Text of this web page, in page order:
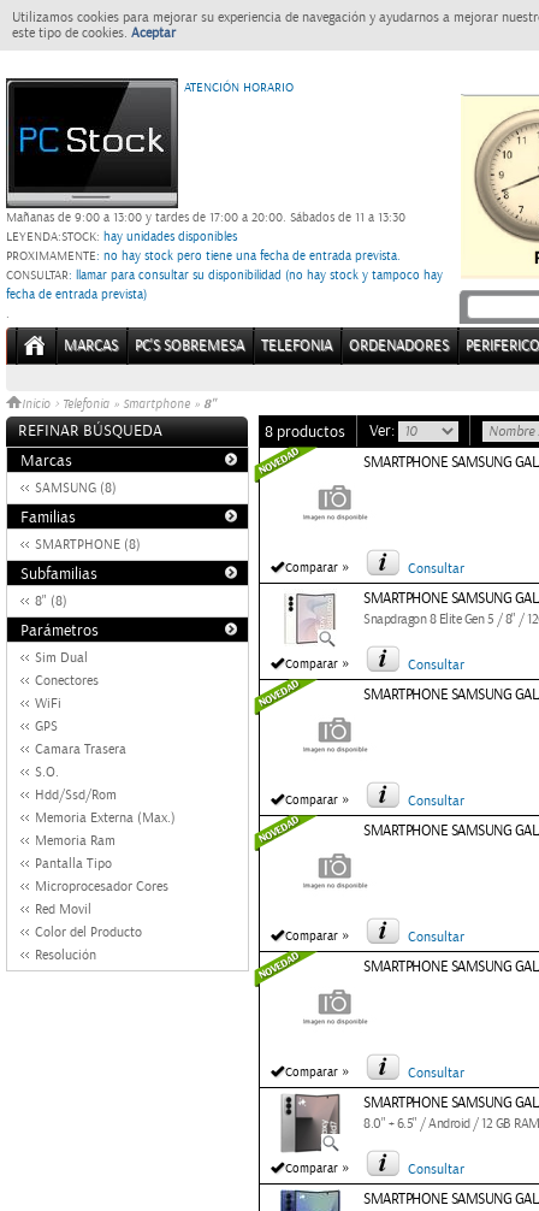
Utilizamos cookies para mejorar su experiencia de navegación y ayudarnos a mejorar
este tipo de cookies. Aceptar
ATENCIÓN HORARIO
Mañanas de 9:00 a 13:00 y tardes de 17:00 a 20:00. Sábados de 11 a 13:30
LEYENDA:STOCK: hay unidades disponibles
PROXIMAMENTE: no hay stock pero tiene una fecha de entrada prevista.
CONSULTAR: llamar para consultar su disponibilidad (no hay stock y tampoco hay
fecha de entrada prevista)
.
MARCAS PC'S SOBREMESA TELEFONIA ORDENADORES
Inicio > Telefonia » Smartphone » 8"
REFINAR BÚSQUEDA
Marcas
SAMSUNG (8)
Familias
SMARTPHONE (8)
Subfamilias
8" (8)
Parámetros
Sim Dual
Conectores
WiFi
GPS
Camara Trasera
S.O.
Hdd/Ssd/Rom
Memoria Externa (Max.)
Memoria Ram
Pantalla Tipo
Microprocesador Cores
Red Movil
Color del Producto
Resolución
8 productos Ver:
Comparar »
SMARTPHONE SAMSUNG
Consultar
Comparar »
SMARTPHONE SAMSUNG
Snapdragon 8 Elite Gen 5 / 8" /
Consultar
Comparar »
SMARTPHONE SAMSUNG
Consultar
Comparar »
SMARTPHONE SAMSUNG
Consultar
Comparar »
SMARTPHONE SAMSUNG
Consultar
Comparar »
SMARTPHONE SAMSUNG
8.0" + 6.5" / Android / 12 GB
Consultar
SMARTPHONE SAMSUNG